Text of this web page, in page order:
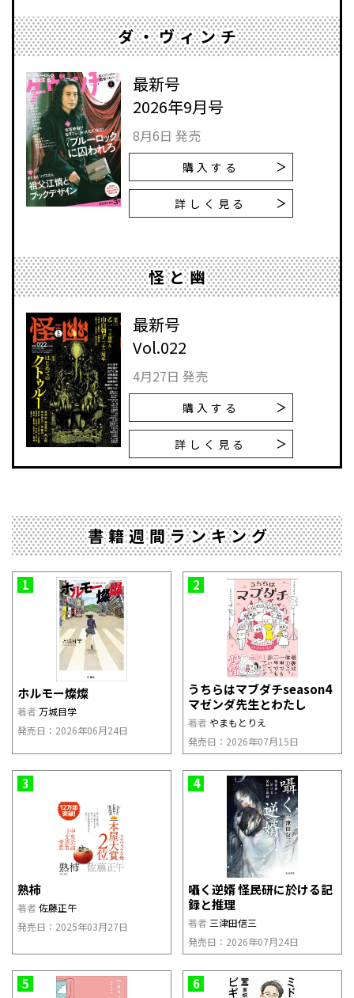
ダ・ヴィンチ
最新号
2026年9月号
8月6日 発売
購入する
詳しく見る
怪と幽
最新号
Vol.022
4月27日 発売
購入する
詳しく見る
書籍週間ランキング
1
ホルモー燦燦
著者 万城目学
発売日：2026年06月24日
2
うちらはマブダチseason4
マゼンダ先生とわたし
著者 やまもとりえ
発売日：2026年07月15日
3
熟柿
著者 佐藤正午
発売日：2025年03月27日
4
囁く逆婿 怪民研に於ける記
録と推理
著者 三津田信三
発売日：2026年07月24日
5 6